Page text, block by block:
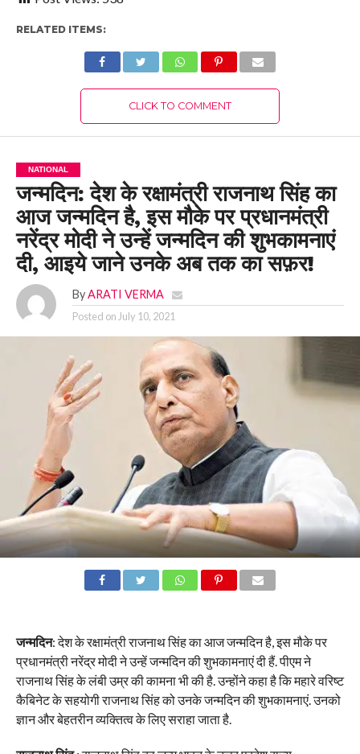
RELATED ITEMS:
CLICK TO COMMENT
NATIONAL
जन्मदिन: देश के रक्षामंत्री राजनाथ सिंह का
आज जन्मदिन है, इस मौके पर प्रधानमंत्री
नरेंद्र मोदी ने उन्हें जन्मदिन की शुभकामनाएं
दी, आइये जाने उनके अब तक का सफ़र!
By ARATI VERMA
Posted on July 10, 2021
जन्मदिन: देश के रक्षामंत्री राजनाथ सिंह का आज जन्मदिन है, इस मौके पर
प्रधानमंत्री नरेंद्र मोदी ने उन्हें जन्मदिन की शुभकामनाएं दी हैं. पीएम ने
राजनाथ सिंह के लंबी उम्र की कामना भी की है. उन्होंने कहा है कि महारे वरिष्ट
कैबिनेट के सहयोगी राजनाथ सिंह को उनके जन्मदिन की शुभकामनाएं. उनको
ज्ञान और बेहतरीन व्यक्तित्व के लिए सराहा जाता है.